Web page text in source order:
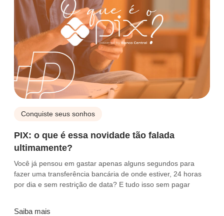
Conquiste seus sonhos
PIX: o que é essa novidade tão falada
ultimamente?
Você já pensou em gastar apenas alguns segundos para
fazer uma transferência bancária de onde estiver, 24 horas
por dia e sem restrição de data? E tudo isso sem pagar
Saiba mais